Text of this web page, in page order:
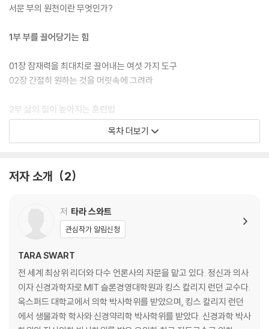
서문 부의 원천이란 무엇인가?
1부 부를 끌어당기는 힘
01장 잠재력을 최대치로 끌어내는 여섯 가지 도구
02장 간절히 원하는 것을 머릿속에 그려라
2부 삶의 질이 높아지는 훈련법
03장 삶의 방식을 최적의 상태로 만들어라
3부 완전한 나를 찾는 비법
05장 각각의 신경 경로를 균형 있게 관리해라
06장 감정: 기분을 제어하라
07장 신체 반응: 너 자신을 알라
08장 직관: 육감을 믿어라
09장 동기 부여: 회복탄력성을 유지해 목표를 달성하라
10장 논리: 현명한 결정을 내려라
11장 창의성: 이상적인 미래를 설계하라
4부 운명을 바꾸는 4주의 실천
목차 더보기
저자 소개 2
저 타라 스와트
관심작가 알림신청
TARA SWART
전 세계 최상위 리더와 다수 언론사의 자문을 맡고 있다. 정신과 의사
이자 신경과학자로 MIT 슬론경영대학원과 킹스 칼리지 런던 교수다.
옥스퍼드 대학교에서 의학 박사학위를 받았으며, 킹스 칼리지 런던
에서 생물과학 학사와 신경약리학 박사학위를 받았다. 신경과학 박사